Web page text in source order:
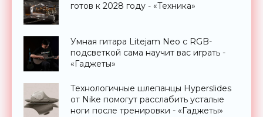
готов к 2028 году - «Техника»
Умная гитара Litejam Neo с RGB-
подсветкой сама научит вас играть -
«Гаджеты»
Технологичные шлепанцы Hyperslides
от Nike помогут расслабить усталые
ноги после тренировки - «Гаджеты»